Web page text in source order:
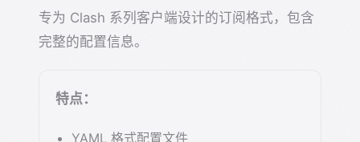
专为 Clash 系列客户端设计的订阅格式，包含
完整的配置信息。
特点：
YAML 格式配置文件